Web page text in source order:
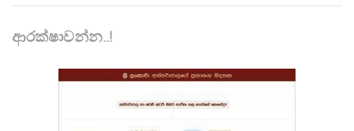
ආරක්ෂාවන්න..!